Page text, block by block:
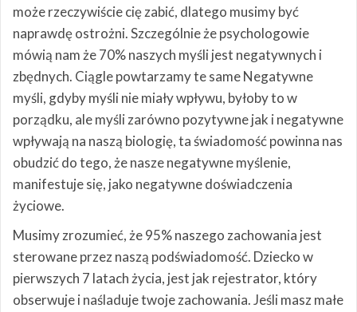
może rzeczywiście cię zabić, dlatego musimy być
naprawdę ostrożni. Szczególnie że psychologowie
mówią nam że 70% naszych myśli jest negatywnych i
zbędnych. Ciągle powtarzamy te same Negatywne
myśli, gdyby myśli nie miały wpływu, byłoby to w
porządku, ale myśli zarówno pozytywne jak i negatywne
wpływają na naszą biologię, ta świadomość powinna nas
obudzić do tego, że nasze negatywne myślenie,
manifestuje się, jako negatywne doświadczenia
życiowe.
Musimy zrozumieć, że 95% naszego zachowania jest
sterowane przez naszą podświadomość. Dziecko w
pierwszych 7 latach życia, jest jak rejestrator, który
obserwuje i naśladuje twoje zachowania. Jeśli masz małe